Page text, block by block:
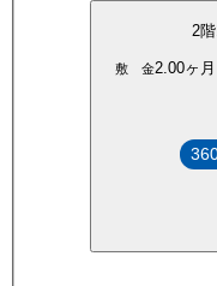
2階
敷 金2.00ヶ月